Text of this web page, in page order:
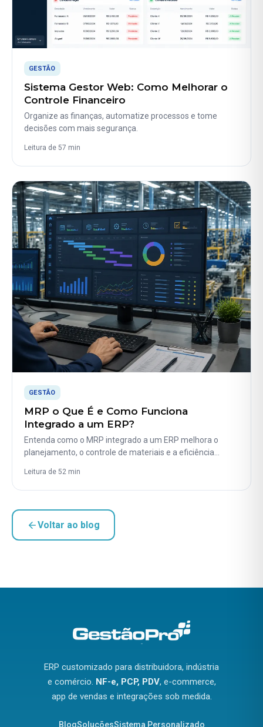
GESTÃO
Sistema Gestor Web: Como Melhorar o
Controle Financeiro
Organize as finanças, automatize processos e tome
decisões com mais segurança.
Leitura de 57 min
GESTÃO
MRP o Que É e Como Funciona
Integrado a um ERP?
Entenda como o MRP integrado a um ERP melhora o
planejamento, o controle de materiais e a eficiência…
Leitura de 52 min
Voltar ao blog
ERP customizado para distribuidora, indústria
e comércio. NF-e, PCP, PDV, e-commerce,
app de vendas e integrações sob medida.
BlogSoluçõesSistema Personalizado